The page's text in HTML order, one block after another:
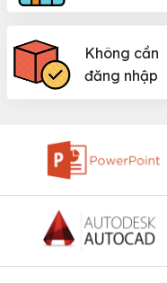
Không cần
đăng nhập